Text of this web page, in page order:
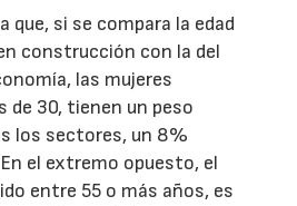
que, si se compara la edad
construcción con la del
las mujeres
de 30, tienen un peso
los sectores, un 8%
el extremo opuesto, el
entre 55 o más años, es